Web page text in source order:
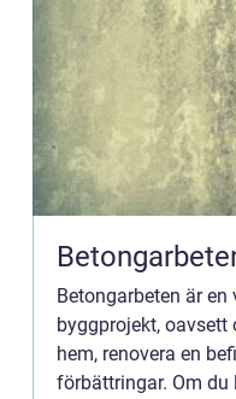
Betongarbeten är
byggprojekt,
hem, renovera en
förbättringar. Om